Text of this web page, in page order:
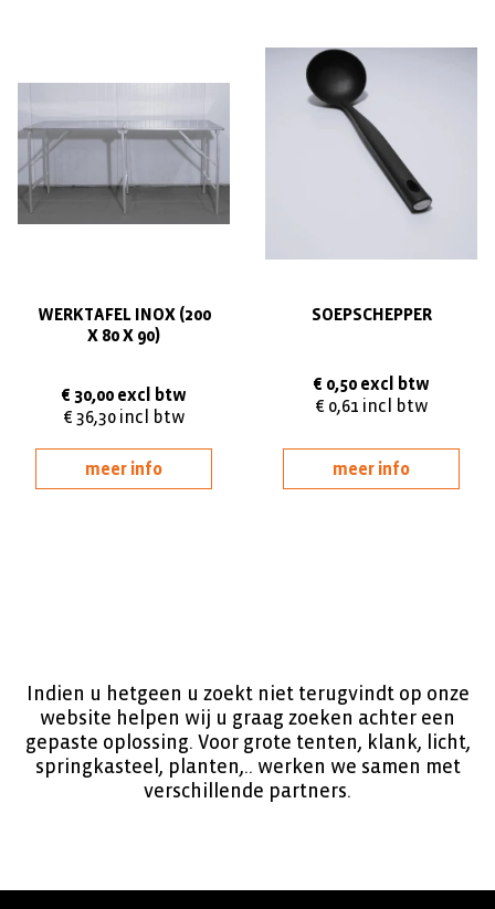
WERKTAFEL INOX (200
X 80 X 90)
€ 30,00 excl btw
€ 36,30 incl btw
meer info
SOEPSCHEPPER
€ 0,50 excl btw
€ 0,61 incl btw
meer info
Indien u hetgeen u zoekt niet terugvindt op onze
website helpen wij u graag zoeken achter een
gepaste oplossing. Voor grote tenten, klank, licht,
springkasteel, planten,.. werken we samen met
verschillende partners.